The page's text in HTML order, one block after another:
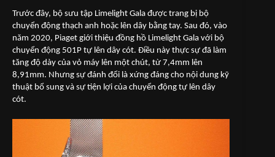
Trước đây, bộ sưu tập Limelight Gala được trang bị bộ
chuyển động thạch anh hoặc lên dây bằng tay. Sau đó, vào
năm 2020, Piaget giới thiệu đồng hồ Limelight Gala với bộ
chuyển động 501P tự lên dây cót. Điều này thực sự đã làm
tăng độ dày của vỏ máy lên một chút, từ 7,4mm lên
8,91mm. Nhưng sự đánh đổi là xứng đáng cho nội dung kỹ
thuật bổ sung và sự tiện lợi của chuyển động tự lên dây
cót.